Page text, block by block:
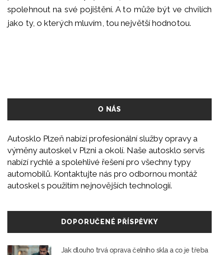
spolehnout na své pojištění. A to může být ve chvílích
jako ty, o kterých mluvím, tou největší hodnotou.
O NÁS
Autosklo Plzeň nabízí profesionální služby opravy a
výměny autoskel v Plzni a okolí. Naše autosklo servis
nabízí rychlé a spolehlivé řešení pro všechny typy
automobilů. Kontaktujte nás pro odbornou montáž
autoskel s použitím nejnovějších technologií.
DOPORUČENÉ PŘÍSPĚVKY
Jak dlouho trvá oprava čelního skla a co je třeba